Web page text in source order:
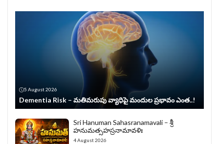
5 August 2026
Dementia Risk – మతిమరుపు వ్యాధిపై మందుల ప్రభావం ఎంత..!
Sri Hanuman Sahasranamavali – శ్రీ
హనుమత్సహస్రనామావళిః
4 August 2026